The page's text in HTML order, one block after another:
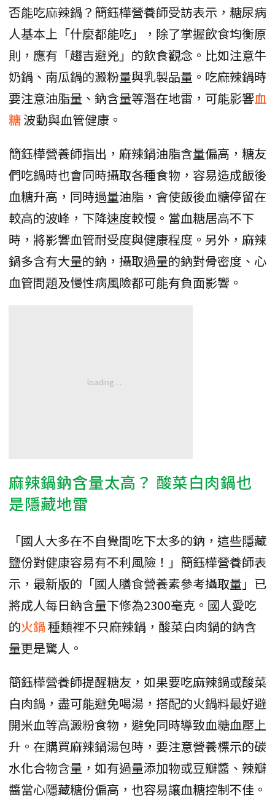
否能吃麻辣鍋？簡鈺樺營養師受訪表示，糖尿病
人基本上「什麼都能吃」，除了掌握飲食均衡原
則，應有「趨吉避兇」的飲食觀念。比如注意牛
奶鍋、南瓜鍋的澱粉量與乳製品量。吃麻辣鍋時
要注意油脂量、鈉含量等潛在地雷，可能影響血
糖波動與血管健康。
簡鈺樺營養師指出，麻辣鍋油脂含量偏高，糖友
們吃鍋時也會同時攝取各種食物，容易造成飯後
血糖升高，同時過量油脂，會使飯後血糖停留在
較高的波峰，下降速度較慢。當血糖居高不下
時，將影響血管耐受度與健康程度。另外，麻辣
鍋多含有大量的鈉，攝取過量的鈉對骨密度、心
血管問題及慢性病風險都可能有負面影響。
麻辣鍋鈉含量太高？ 酸菜白肉鍋也
是隱藏地雷
「國人大多在不自覺間吃下太多的鈉，這些隱藏
鹽份對健康容易有不利風險！」簡鈺樺營養師表
示，最新版的「國人膳食營養素參考攝取量」已
將成人每日鈉含量下修為2300毫克。國人愛吃
的火鍋種類裡不只麻辣鍋，酸菜白肉鍋的鈉含
量更是驚人。
簡鈺樺營養師提醒糖友，如果要吃麻辣鍋或酸菜
白肉鍋，盡可能避免喝湯，搭配的火鍋料最好避
開米血等高澱粉食物，避免同時導致血糖血壓上
升。在購買麻辣鍋湯包時，要注意營養標示的碳
水化合物含量，如有過量添加物或豆瓣醬、辣瓣
醬當心隱藏糖份偏高，也容易讓血糖控制不佳。